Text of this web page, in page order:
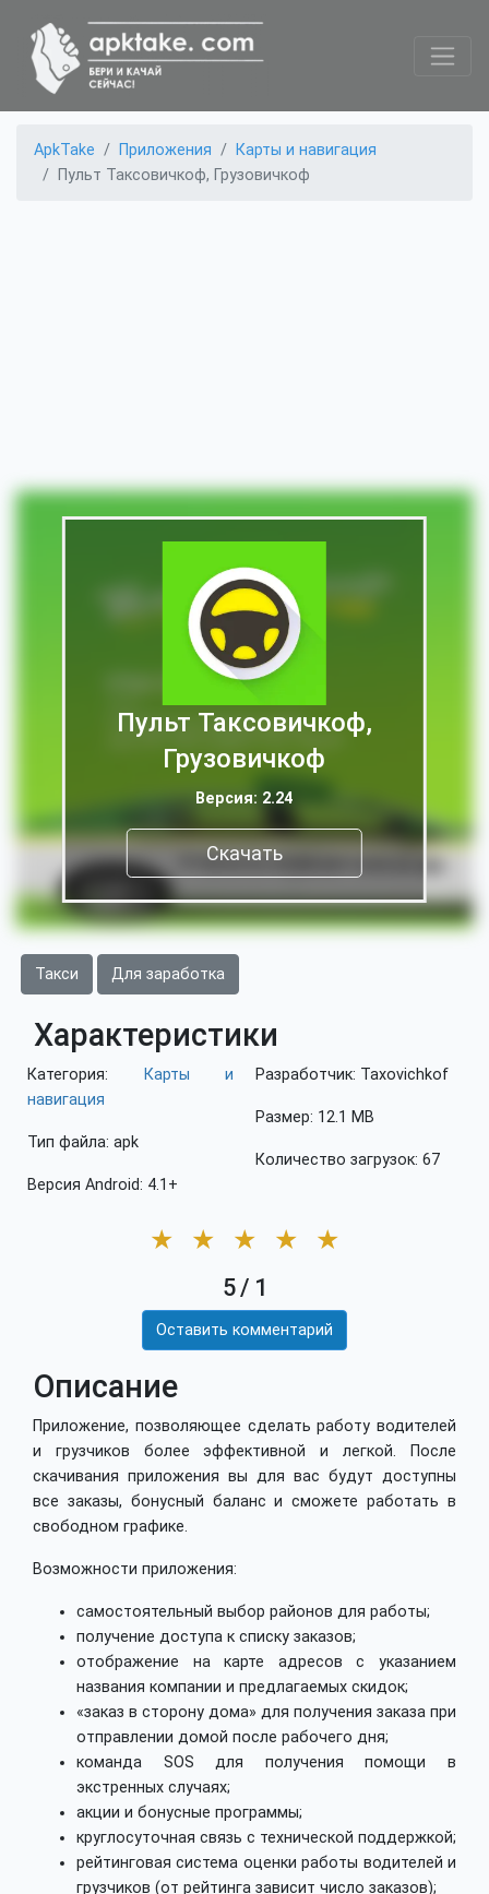
ApkTake Приложения
Карты и навигация
Пульт Таксовичкоф, Грузовичкоф
Пульт Таксовичкоф,
Грузовичкоф
Версия: 2.24
Скачать
Такси Для заработка
Характеристики
Категория:
Карты и
навигация
Тип файла: apk
Версия Android: 4.1+
Разработчик: Taxovichkof
Размер: 12.1 MB
Количество загрузок: 67
★ ★ ★ ★ ★
5/ 1
Оставить комментарий
Описание
Приложение, позволяющее сделать работу водителей
и грузчиков более эффективной и легкой. После
скачивания приложения вы для вас будут доступны
все заказы, бонусный баланс и сможете работать в
свободном графике.
Возможности приложения:
самостоятельный выбор районов для работы;
получение доступа к списку заказов;
отображение на карте адресов с указанием
названия компании и предлагаемых скидок;
«заказ в сторону дома» для получения заказа при
отправлении домой после рабочего дня;
команда SOS для получения помощи в
экстренных случаях;
акции и бонусные программы;
круглосуточная связь с технической поддержкой;
рейтинговая система оценки работы водителей и
грузчиков (от рейтинга зависит число заказов);